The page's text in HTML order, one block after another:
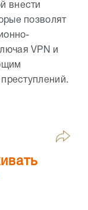
внести
позволят
VPN и